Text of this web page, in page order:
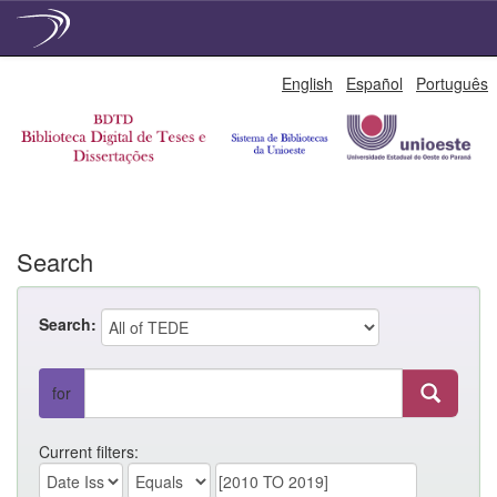
English Español Português
Search
Search:
for
Current filters: